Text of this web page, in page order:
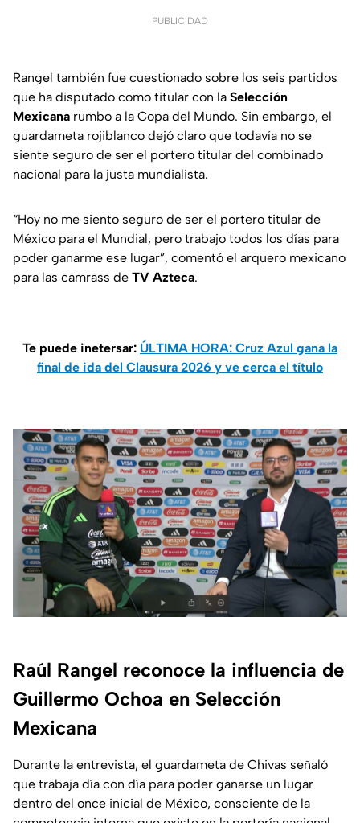
PUBLICIDAD
Rangel también fue cuestionado sobre los seis partidos
que ha disputado como titular con la Selección
Mexicana rumbo a la Copa del Mundo. Sin embargo, el
guardameta rojiblanco dejó claro que todavía no se
siente seguro de ser el portero titular del combinado
nacional para la justa mundialista.
“Hoy no me siento seguro de ser el portero titular de
México para el Mundial, pero trabajo todos los días para
poder ganarme ese lugar”, comentó el arquero mexicano
para las camrass de TV Azteca.
Te puede inetersar: ÚLTIMA HORA: Cruz Azul gana la
final de ida del Clausura 2026 y ve cerca el título
Raúl Rangel reconoce la influencia de
Guillermo Ochoa en Selección
Mexicana
Durante la entrevista, el guardameta de Chivas señaló
que trabaja día con día para poder ganarse un lugar
dentro del once inicial de México, consciente de la